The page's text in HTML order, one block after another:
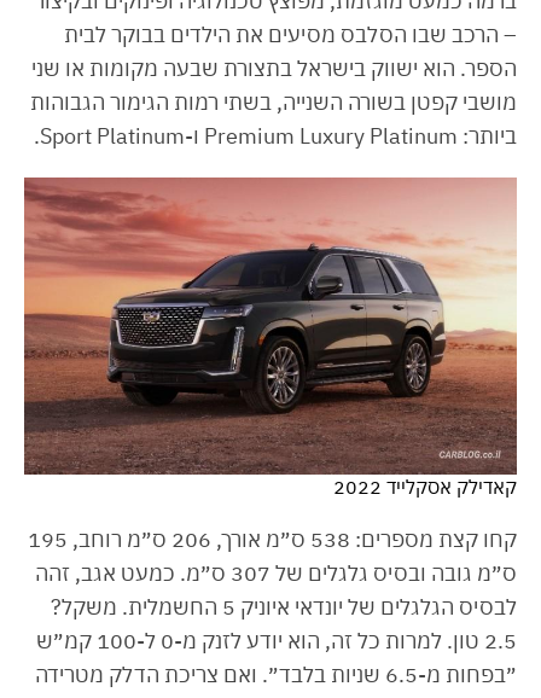
– הרכב שבו הסלבס מסיעים את הילדים בבוקר לבית
הספר. הוא ישווק בישראל בתצורת שבעה מקומות או שני
מושבי קפטן בשורה השנייה, בשתי רמות הגימור הגבוהות
ביותר: Premium Luxury Platinum ו-Sport Platinum.
קאדילק אסקלייד 2022
קחו קצת מספרים: 538 ס״מ אורך, 206 ס״מ רוחב, 195
ס״מ גובה ובסיס גלגלים של 307 ס״מ. כמעט אגב, זהה
לבסיס הגלגלים של יונדאי איוניק 5 החשמלית. משקל?
2.5 טון. למרות כל זה, הוא יודע לזנק מ-0 ל-100 קמ״ש
״בפחות מ-6.5 שניות בלבד״. ואם צריכת הדלק מטרידה